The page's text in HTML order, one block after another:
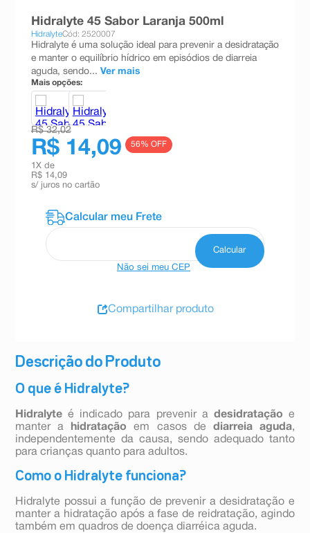
Descrição do Produto
O que é Hidralyte?
Hidralyte é indicado para prevenir a desidratação e
manter a
hidratação em casos de diarreia aguda,
independentemente da causa, sendo adequado tanto
para crianças quanto para adultos.
Como o Hidralyte funciona?
Hidralyte possui a função de prevenir a desidratação e
manter a hidratação após a fase de reidratação, agindo
também em quadros de doença diarréica aguda.
Hidralyte 45 Sabor Laranja 500ml
HidralyteCód: 2520007
Hidralyte é uma solução ideal para prevenir a desidratação
e manter o equilíbrio hídrico em episódios de diarreia
aguda, sendo... Ver mais
Mais opções:
R$ 32,02
R$ 14,09 56% OFF
1 X de
R$ 14,09
s/ juros no cartão
Não sei meu CEP
Compartilhar produto
esmalte
absorvente
10ºshampoo